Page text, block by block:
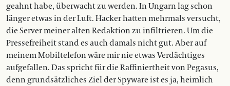
geahnt habe, überwacht zu werden. In Ungarn lag schon
länger etwas in der Luft. Hacker hatten mehrmals versucht,
die Server meiner alten Redaktion zu infiltrieren. Um die
Pressefreiheit stand es auch damals nicht gut. Aber auf
meinem Mobiltelefon wäre mir nie etwas Verdächtiges
aufgefallen. Das spricht für die Raffiniertheit von Pegasus,
denn grundsätzliches Ziel der ­Spyware ist es ja, heimlich